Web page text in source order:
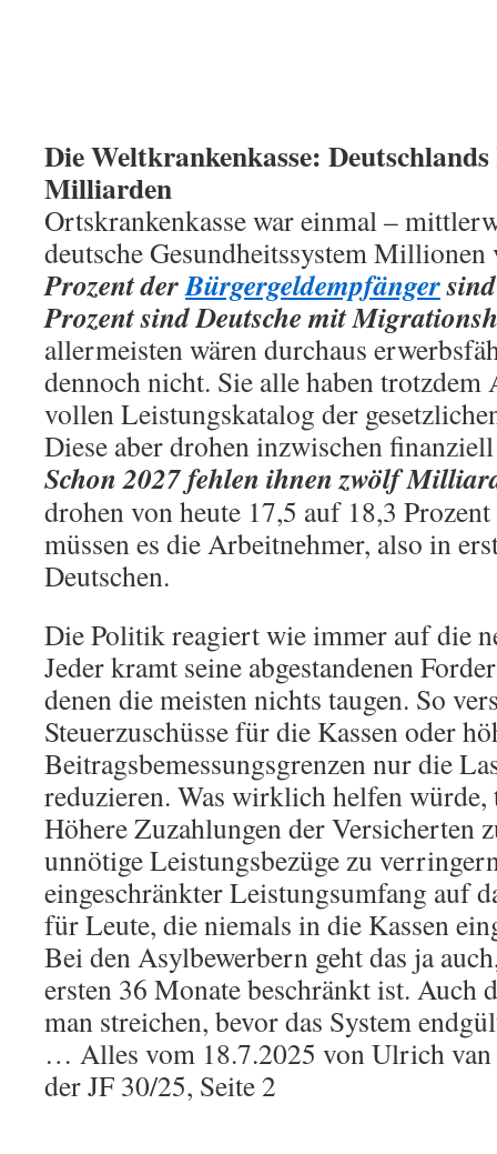
Die Weltkrankenkasse: Deutschlands
Milliarden
Ortskrankenkasse war einmal –
deutsche Gesundheitssystem
Prozent derBürgergeldempfänger
Prozent sind Deutsche mit
allermeisten wären durchaus
dennoch nicht. Sie alle haben trotzdem
vollen Leistungskatalog der
Diese aber drohen inzwischen
Schon 2027 fehlen ihnen zwölf
drohen von heute 17,5 auf 18,3
müssen es die Arbeitnehmer, also in
Deutschen.
Die Politik reagiert wie immer auf die
Jeder kramt seine abgestandenen
denen die meisten nichts taugen. So
Steuerzuschüsse für die Kassen oder
Beitragsbemessungsgrenzen nur die
reduzieren. Was wirklich helfen
Höhere Zuzahlungen der Versicherten
unnötige Leistungsbezüge zu
eingeschränkter Leistungsumfang auf
für Leute, die niemals in die Kassen
Bei den Asylbewerbern geht das ja
ersten 36 Monate beschränkt ist. Auch
man streichen, bevor das System
… Alles vom 18.7.2025 von Ulrich van
der JF 30/25, Seite 2